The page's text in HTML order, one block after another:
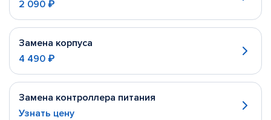
2 090 ₽
Замена корпуса
4 490 ₽
Замена контроллера питания
Узнать цену